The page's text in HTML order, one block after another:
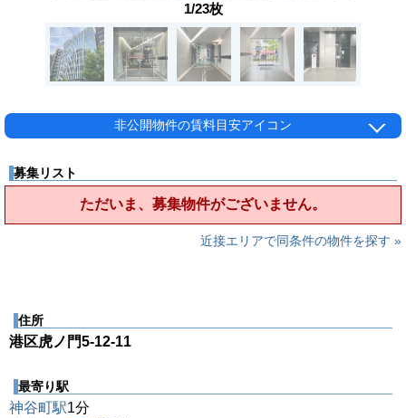
1/23枚
非公開物件の賃料目安アイコン
募集リスト
ただいま、募集物件がございません。
近接エリアで同条件の物件を探す »
住所
港区虎ノ門5-12-11
最寄り駅
神谷町駅1分